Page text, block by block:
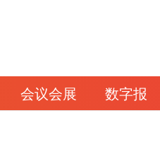
会议会展 数字报